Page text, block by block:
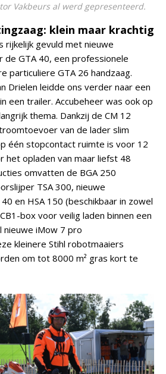
Vakbeurs al werd gepresenteerd.
klein maar krachtig
rijkelijk gevuld met nieuwe
de GTA 40, een professionele
particuliere GTA 26 handzaag.
Drielen leidde ons verder naar een
een trailer. Accubeheer was ook op
thema. Dankzij de CM 12
van de lader slim
één stopcontact ruimte is voor 12
het opladen van maar liefst 48
omvatten de BGA 250
TSA 300, nieuwe
en HSA 150 (beschikbaar in zowel
box voor veilig laden binnen een
iMow 7 pro
kleinere Stihl robotmaaiers
om tot 8000 m² gras kort te